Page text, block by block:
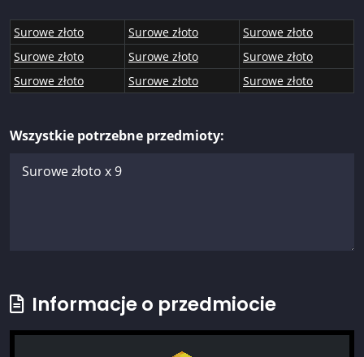
Surowe złoto Surowe złoto
Surowe złoto
Surowe złoto
Surowe złoto
Surowe złoto
Surowe złoto
Surowe złoto Surowe złoto
Wszystkie potrzebne przedmioty:
Informacje o przedmiocie